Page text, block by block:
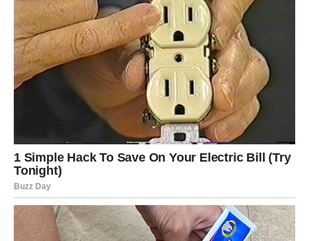
Ako ste slobodni, moguć je susret koji odmah djeluje kao
početak velike ljubavne priče.
Ljubav vam mijenja život iz korijena
Pred vama su trenuci koje ćete dugo pamtiti.